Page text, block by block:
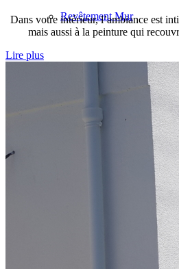
Revêtement Mur
Dans votre intérieur, l’ambiance est
mais aussi à la peinture qui
Lire plus